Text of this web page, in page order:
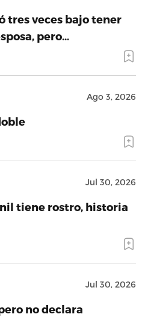
tres veces bajo tener
pero…
Ago 3, 2026
Jul 30, 2026
tiene rostro, historia
Jul 30, 2026
no declara